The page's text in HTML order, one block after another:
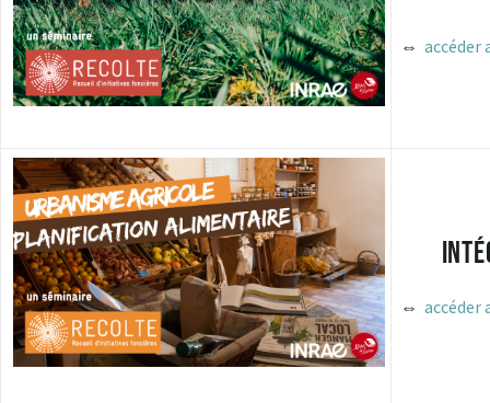
⇔ accéder
⇔ accéder